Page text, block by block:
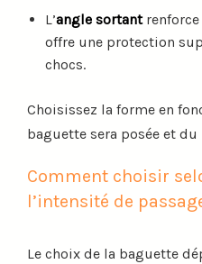
L’angle sortantrenforce
offre une protection
chocs.
Choisissez la forme en
baguette sera posée et
Comment choisir
l’intensité de
Le choix de la baguette